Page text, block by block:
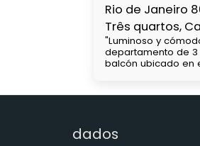
Rio de Janeiro
Três quartos,
"Luminoso y
departamento de
balcón ubicado en
Centenario a 1
subte y colectivos.
Diaz Velez. Tiene living comedor
dados